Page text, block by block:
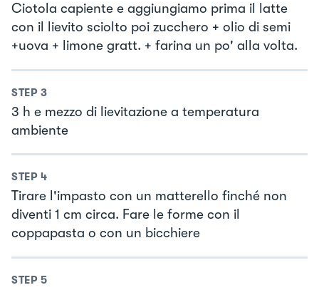
Ciotola capiente e aggiungiamo prima il latte
con il lievito sciolto poi zucchero + olio di semi
+uova + limone gratt. + farina un po' alla volta.
STEP 3
3 h e mezzo di lievitazione a temperatura
ambiente
STEP 4
Tirare l'impasto con un matterello finché non
diventi 1 cm circa. Fare le forme con il
coppapasta o con un bicchiere
STEP 5